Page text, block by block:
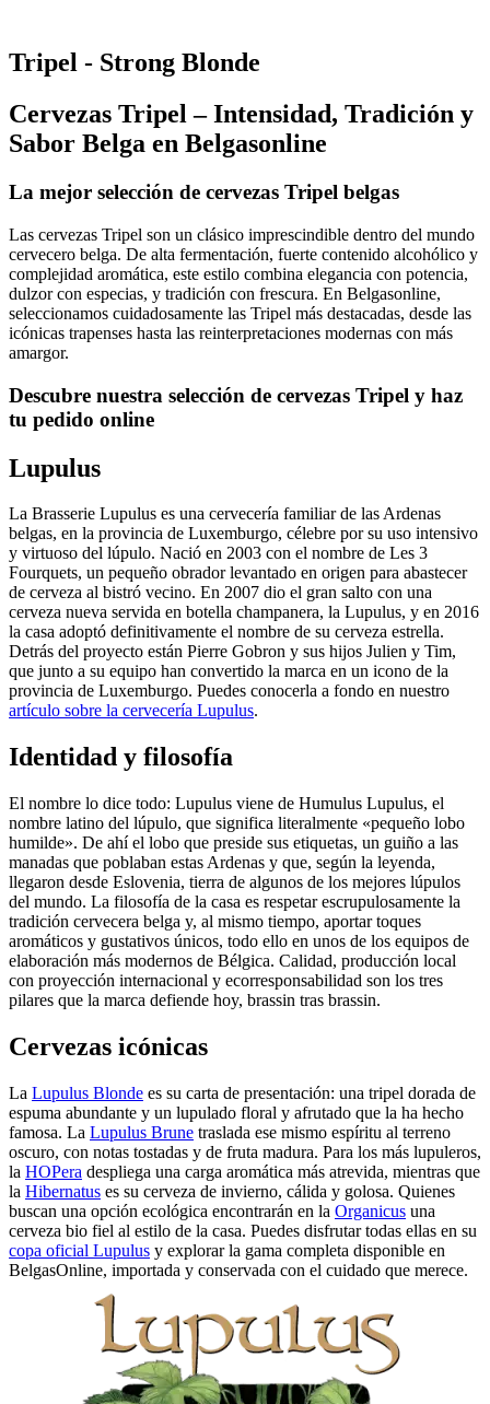
Tripel - Strong Blonde
Cervezas Tripel – Intensidad, Tradición y
Sabor Belga en Belgasonline
La mejor selección de cervezas Tripel belgas
Las cervezas Tripel son un clásico imprescindible dentro del mundo
cervecero belga. De alta fermentación, fuerte contenido alcohólico y
complejidad aromática, este estilo combina elegancia con potencia,
dulzor con especias, y tradición con frescura. En Belgasonline,
seleccionamos cuidadosamente las Tripel más destacadas, desde las
icónicas trapenses hasta las reinterpretaciones modernas con más
amargor.
Descubre nuestra selección de cervezas Tripel y haz
tu pedido online
Lupulus
La Brasserie Lupulus es una cervecería familiar de las Ardenas
belgas, en la provincia de Luxemburgo, célebre por su uso intensivo
y virtuoso del lúpulo. Nació en 2003 con el nombre de Les 3
Fourquets, un pequeño obrador levantado en origen para abastecer
de cerveza al bistró vecino. En 2007 dio el gran salto con una
cerveza nueva servida en botella champanera, la Lupulus, y en 2016
la casa adoptó definitivamente el nombre de su cerveza estrella.
Detrás del proyecto están Pierre Gobron y sus hijos Julien y Tim,
que junto a su equipo han convertido la marca en un icono de la
provincia de Luxemburgo. Puedes conocerla a fondo en nuestro
artículo sobre la cervecería Lupulus.
Identidad y filosofía
El nombre lo dice todo: Lupulus viene de Humulus Lupulus, el
nombre latino del lúpulo, que significa literalmente «pequeño lobo
humilde». De ahí el lobo que preside sus etiquetas, un guiño a las
manadas que poblaban estas Ardenas y que, según la leyenda,
llegaron desde Eslovenia, tierra de algunos de los mejores lúpulos
del mundo. La filosofía de la casa es respetar escrupulosamente la
tradición cervecera belga y, al mismo tiempo, aportar toques
aromáticos y gustativos únicos, todo ello en unos de los equipos de
elaboración más modernos de Bélgica. Calidad, producción local
con proyección internacional y ecorresponsabilidad son los tres
pilares que la marca defiende hoy, brassin tras brassin.
Cervezas icónicas
La Lupulus Blonde es su carta de presentación: una tripel dorada de
espuma abundante y un lupulado floral y afrutado que la ha hecho
famosa. La Lupulus Brune traslada ese mismo espíritu al terreno
oscuro, con notas tostadas y de fruta madura. Para los más lupuleros,
la HOPera despliega una carga aromática más atrevida, mientras que
la Hibernatus es su cerveza de invierno, cálida y golosa. Quienes
buscan una opción ecológica encontrarán en la Organicus una
cerveza bio fiel al estilo de la casa. Puedes disfrutar todas ellas en su
copa oficial Lupulus y explorar la gama completa disponible en
BelgasOnline, importada y conservada con el cuidado que merece.